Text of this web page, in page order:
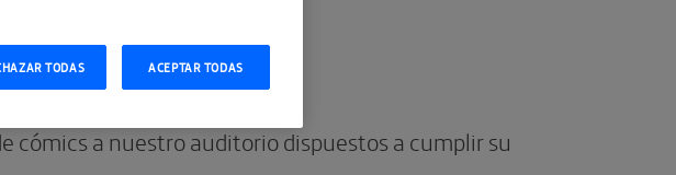
cómics a nuestro auditorio dispuestos a cumplir su
TODAS ACEPTAR TODAS